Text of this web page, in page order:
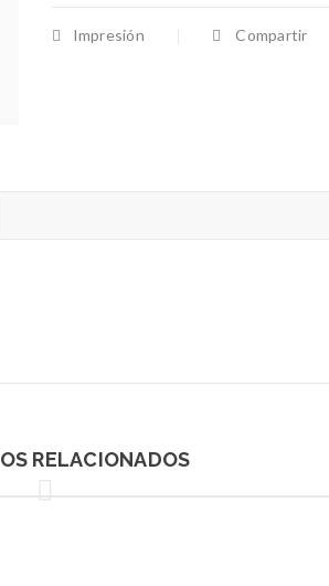
Impresión Compartir
RELACIONADOS